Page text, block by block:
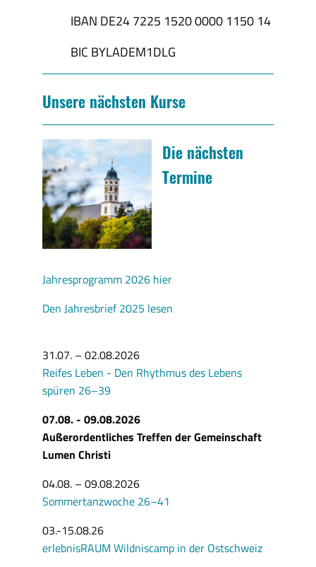
IBAN DE24 7225 1520 0000 1150 14
BIC BYLADEM1DLG
Unsere nächsten Kurse
Die nächsten
Termine
Jahresprogramm 2026 hier
Den Jahresbrief 2025 lesen
31.07. – 02.08.2026
Reifes Leben - Den Rhythmus des Lebens
spüren 26–39
07.08. - 09.08.2026
Außerordentliches Treffen der Gemeinschaft
Lumen Christi
04.08. – 09.08.2026
Sommertanzwoche 26–41
03.-15.08.26
erlebnisRAUM Wildniscamp in der Ostschweiz